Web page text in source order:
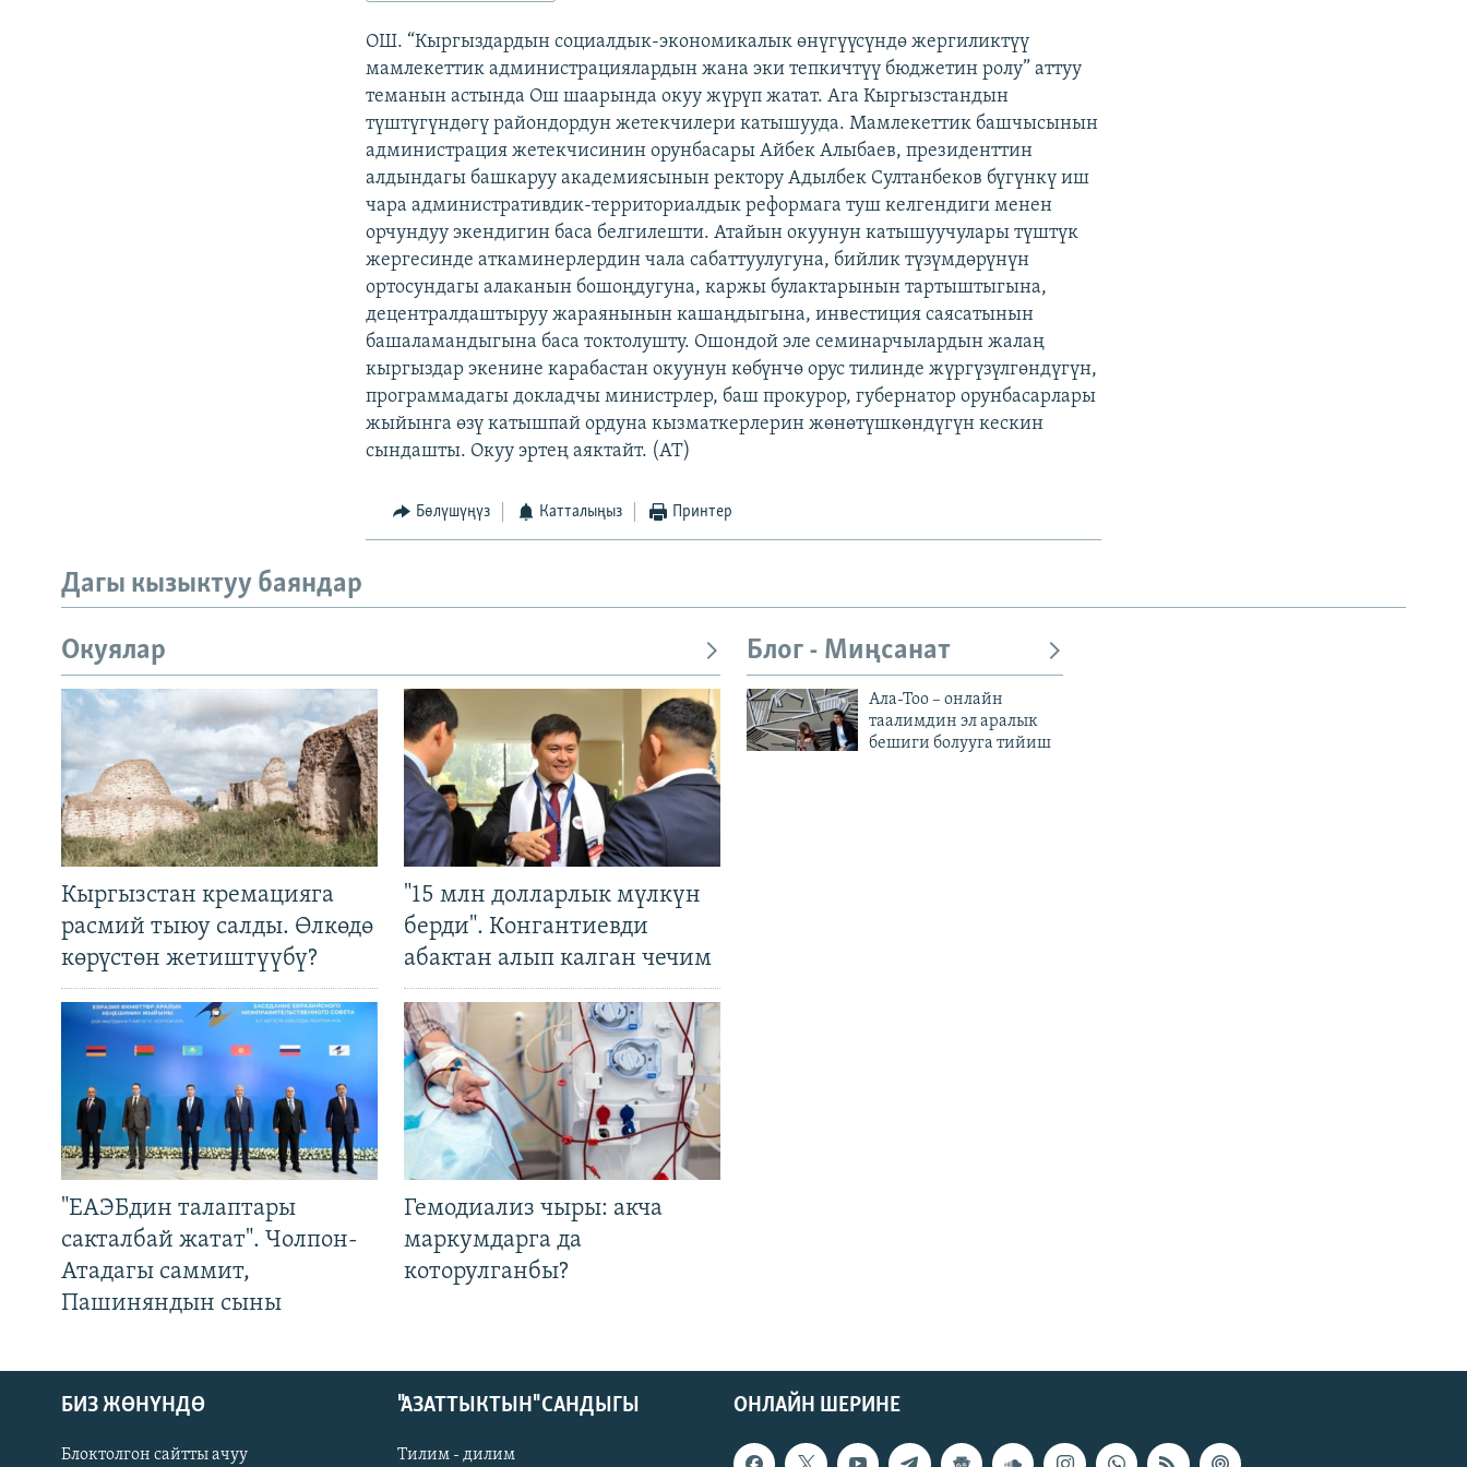
ОШ. “Кыргыздардын социалдык-экономикалык өнүгүүсүндө жергиликтүү
мамлекеттик администрациялардын жана эки тепкичтүү бюджетин ролу” аттуу
теманын астында Ош шаарында окуу жүрүп жатат. Ага Кыргызстандын
түштүгүндөгү райондордун жетекчилери катышууда. Мамлекеттик башчысынын
администрация жетекчисинин орунбасары Айбек Алыбаев, президенттин
алдындагы башкаруу академиясынын ректору Адылбек Султанбеков бүгүнкү иш
чара административдик-территориалдык реформага туш келгендиги менен
орчундуу экендигин баса белгилешти. Атайын окуунун катышуучулары түштүк
жергесинде аткаминерлердин чала сабаттуулугуна, бийлик түзүмдөрүнүн
ортосундагы алаканын бошоңдугуна, каржы булактарынын тартыштыгына,
децентралдаштыруу жараянынын кашаңдыгына, инвестиция саясатынын
башаламандыгына баса токтолушту. Ошондой эле семинарчылардын жалаң
кыргыздар экенине карабастан окуунун көбүнчө орус тилинде жүргүзүлгөндүгүн,
программадагы докладчы министрлер, баш прокурор, губернатор орунбасарлары
жыйынга өзү катышпай ордуна кызматкерлерин жөнөтүшкөндүгүн кескин
сындашты. Окуу эртең аяктайт. (AT)
Бөлүшүңүз Катталыңыз Принтер
Дагы кызыктуу баяндар
Окуялар
Кыргызстан кремацияга
расмий тыюу салды. Өлкөдө
көрүстөн жетиштүүбү?
"15 млн долларлык мүлкүн
берди". Конгантиевди
абактан алып калган чечим
"ЕАЭБдин талаптары
сакталбай жатат". Чолпон-
Атадагы саммит,
Пашиняндын сыны
Гемодиализ чыры: акча
маркумдарга да
которулганбы?
Блог - Миңсанат
Ала-Тоо – онлайн
таалимдин эл аралык
бешиги болууга тийиш
ОНЛАЙН ШЕРИНЕ
БИЗ ЖӨНҮНДӨ
Блоктолгон сайтты ачуу
"АЗАТТЫКТЫН" САНДЫГЫ
Тилим - дилим